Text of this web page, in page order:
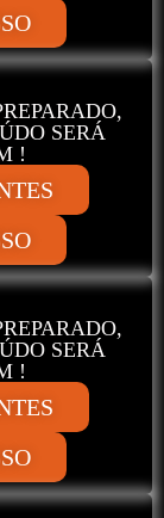
SERÁ
!
SERÁ
!